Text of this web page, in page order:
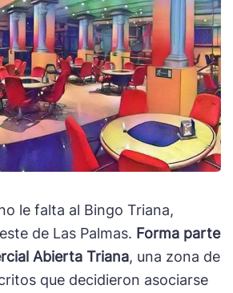
le falta al Bingo Triana,
de Las Palmas. Forma parte
Abierta Triana, una zona de
que decidieron asociarse